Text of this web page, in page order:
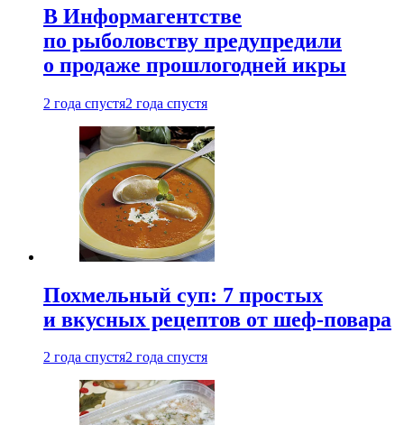
В Информагентстве
по рыболовству предупредили
о продаже прошлогодней икры
2 года спустя2 года спустя
Похмельный суп: 7 простых
и вкусных рецептов от шеф-повара
2 года спустя2 года спустя